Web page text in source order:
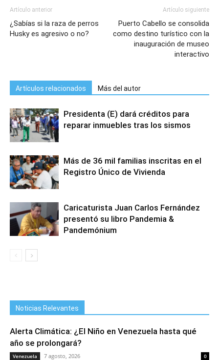
Artículo anterior
¿Sabías si la raza de perros
Husky es agresivo o no?
Artículo siguiente
Puerto Cabello se consolida
como destino turístico con la
inauguración de museo
interactivo
Artículos relacionados Más del autor
Presidenta (E) dará créditos para
reparar inmuebles tras los sismos
Más de 36 mil familias inscritas en el
Registro Único de Vivienda
Caricaturista Juan Carlos Fernández
presentó su libro Pandemia &
Pandemónium
Noticias Relevantes
Alerta Climática: ¿El Niño en Venezuela hasta qué
año se prolongará?
Venezuela 7 agosto, 2026 0